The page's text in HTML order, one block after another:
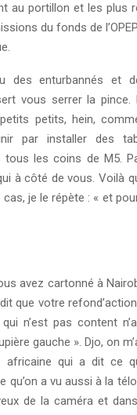
au portillon et les plus
du fonds de
des enturbannés et
vous serrer la pince.
petits, hein,
par installer des
tous les coins de M5.
à côté de vous. Voilà
cas, je le répète : « et
avez cartonné à
que votre
n’est pas content
gauche ». Djo, on
africaine qui a dit ce
qu’on a vu aussi à la
de la caméra et